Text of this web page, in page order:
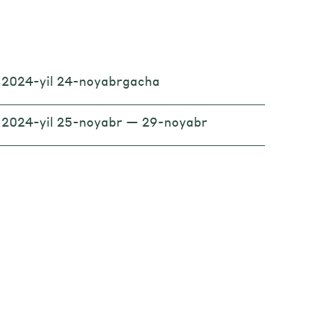
2024-yil 24-noyabrgacha
2024-yil 25-noyabr — 29-noyabr